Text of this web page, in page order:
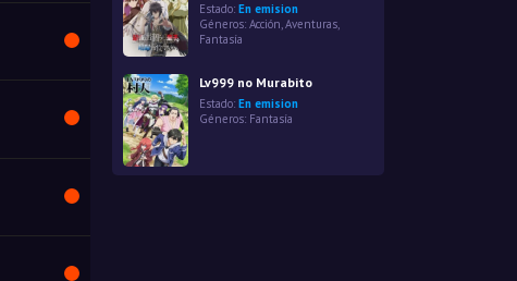
Estado: En emision
Géneros: Acción,Aventuras
Fantasía
Lv999 no Murabito
Estado: En emision
Géneros: Fantasía